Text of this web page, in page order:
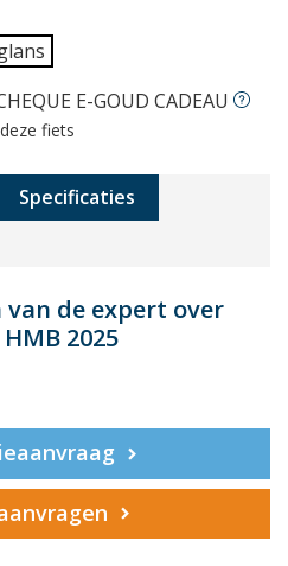
E-GOUD CADEAU
fiets
Specificaties
de expert over
2025